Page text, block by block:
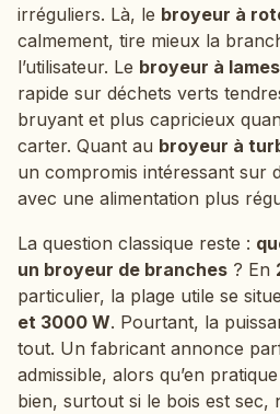
irréguliers. Là, le broyeur à
calmement, tire mieux la
l’utilisateur. Le broyeur à lames
rapide sur déchets verts
bruyant et plus capricieux
carter. Quant au broyeur à
un compromis intéressant sur
avec une alimentation plus
La question classique reste :
un broyeur de branches ? En
particulier, la plage utile se
et 3000 W. Pourtant, la
tout. Un fabricant annonce
admissible, alors qu’en
bien, surtout si le bois est sec,